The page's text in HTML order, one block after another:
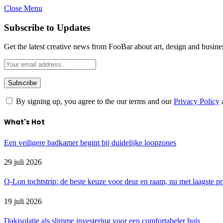
Close Menu
Subscribe to Updates
Get the latest creative news from FooBar about art, design and
By signing up, you agree to the our terms and ourPrivacy Policy
What's Hot
Een veiligere badkamer begint bij duidelijke loopzones
29 juli 2026
Q-Lon tochtstrip: de beste keuze voor deur en raam, nu met laagste
19 juli 2026
Dakisolatie als slimme investering voor een comfortabeler huis